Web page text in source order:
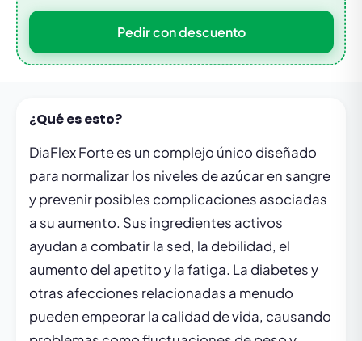
Pedir con descuento
¿Qué es esto?
DiaFlex Forte es un complejo único diseñado
para normalizar los niveles de azúcar en sangre
y prevenir posibles complicaciones asociadas
a su aumento. Sus ingredientes activos
ayudan a combatir la sed, la debilidad, el
aumento del apetito y la fatiga. La diabetes y
otras afecciones relacionadas a menudo
pueden empeorar la calidad de vida, causando